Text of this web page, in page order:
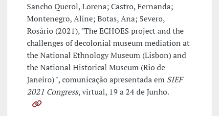
Sancho Querol, Lorena; Castro, Fernanda;
Montenegro, Aline; Botas, Ana; Severo,
Rosário (2021), "The ECHOES project and the
challenges of decolonial museum mediation at
the National Ethnology Museum (Lisbon) and
the National Historical Museum (Rio de
Janeiro) ", comunicação apresentada em SIEF
2021 Congress, virtual, 19 a 24 de Junho.